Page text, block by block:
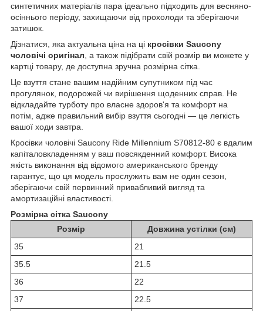
синтетичних матеріалів пара ідеально підходить для весняно-
осіннього періоду, захищаючи від прохолоди та зберігаючи
затишок.
Дізнатися, яка актуальна ціна на ці кросівки Saucony
чоловічі оригінал , а також підібрати свій розмір ви можете у
картці товару, де доступна зручна розмірна сітка.
Це взуття стане вашим надійним супутником під час
прогулянок, подорожей чи вирішення щоденних справ. Не
відкладайте турботу про власне здоров'я та комфорт на
потім, адже правильний вибір взуття сьогодні — це легкість
вашої ходи завтра.
Кросівки чоловічі Saucony Ride Millennium S70812-80 є вдалим
капіталовкладенням у ваш повсякденний комфорт. Висока
якість виконання від відомого американського бренду
гарантує, що ця модель прослужить вам не один сезон,
зберігаючи свій первинний привабливий вигляд та
амортизаційні властивості.
Розмірна сітка Saucony
Розмір
Довжина устілки (см)
35
21
35.5
21.5
36
22
37
22.5